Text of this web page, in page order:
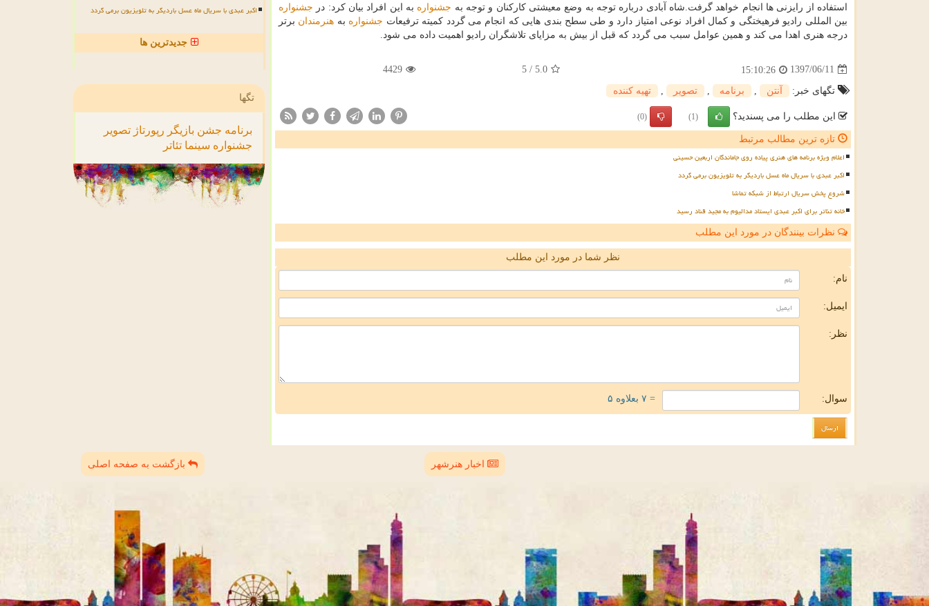
استفاده از رایزنی ها انجام خواهد گرفت.شاه آبادی درباره توجه به وضع معیشتی كاركنان و توجه به جشنواره به این افراد بیان كرد: در جشنواره
بین المللی رادیو فرهیختگی و كمال افراد نوعی امتیاز دارد و طی سطح بندی هایی كه انجام می گردد كمیته ترفیعات جشنواره به هنرمندان برتر
درجه هنری اهدا می كند و همین عوامل سبب می گردد كه قبل از بیش به مزایای تلاشگران رادیو اهمیت داده می شود.
1397/06/11
15:10:26
5.0
/
5
4429
تگهای خبر: آنتن برنامه تصویر تهیه كننده
این مطلب را می پسندید؟ (1)
(0)
تازه ترین مطالب مرتبط
اعلام ویژه برنامه های هنری پیاده روی جاماندگان اربعین حسینی
اکبر عبدی با سریال ماه عسل باردیگر به تلویزیون برمی گردد
شروع پخش سریال ارتباط از شبکه تماشا
خانه تئاتر برای اکبر عبدی ایستاد مدالیوم به مجید قناد رسید
نظرات بینندگان در مورد این مطلب
نظر شما در مورد این مطلب
نام:
ایمیل:
نظر:
سوال: = ۷ بعلاوه ۵
اکبر عبدی با سریال ماه عسل باردیگر به تلویزیون برمی گردد
جدیدترین ها
تگها
برنامه جشن بازیگر رپورتاژ تصویر
جشنواره سینما تئاتر
اخبار هنرشهر بازگشت به صفحه اصلی